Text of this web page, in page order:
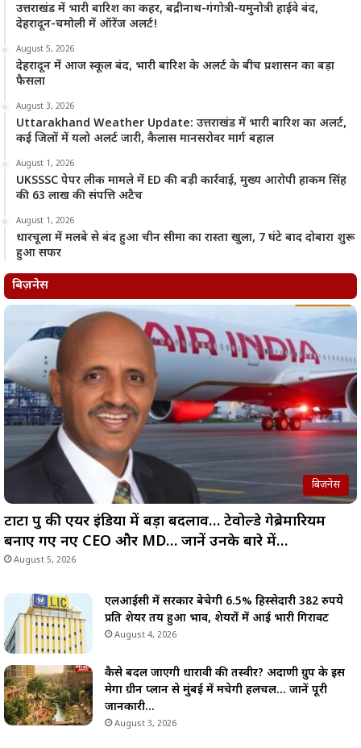
उत्तराखंड में भारी बारिश का कहर, बद्रीनाथ-गंगोत्री-यमुनोत्री हाईवे बंद,
देहरादून-चमोली में ऑरेंज अलर्ट!
August 5, 2026
देहरादून में आज स्कूल बंद, भारी बारिश के अलर्ट के बीच प्रशासन का बड़ा
फैसला
August 3, 2026
Uttarakhand Weather Update: उत्तराखंड में भारी बारिश का अलर्ट,
कई जिलों में यलो अलर्ट जारी, कैलास मानसरोवर मार्ग बहाल
August 1, 2026
UKSSSC पेपर लीक मामले में ED की बड़ी कार्रवाई, मुख्य आरोपी हाकम सिंह
की 63 लाख की संपत्ति अटैच
August 1, 2026
धारचूला में मलबे से बंद हुआ चीन सीमा का रास्ता खुला, 7 घंटे बाद दोबारा शुरू
हुआ सफर
बिज़नेस
बिज़नेस
टाटा ग्रुप की एयर इंडिया में बड़ा बदलाव… टेवोल्डे गेब्रेमारियम
बनाए गए नए CEO और MD… जानें उनके बारे में…
August 5, 2026
एलआईसी में सरकार बेचेगी 6.5% हिस्सेदारी 382 रुपये
प्रति शेयर तय हुआ भाव, शेयरों में आई भारी गिरावट
August 4, 2026
कैसे बदल जाएगी धारावी की तस्वीर? अदाणी ग्रुप के इस
मेगा ग्रीन प्लान से मुंबई में मचेगी हलचल… जानें पूरी
जानकारी…
August 3, 2026